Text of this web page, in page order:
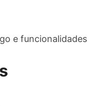
e funcionalidades​